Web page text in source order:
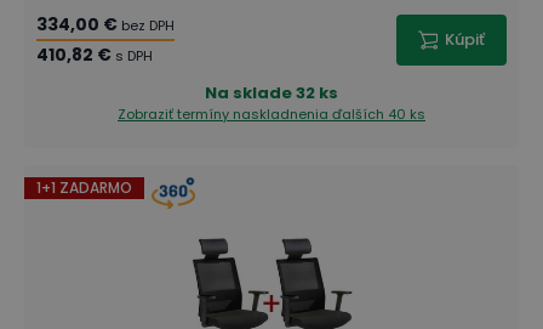
334,00 € bez DPH
410,82 € s DPH
Kúpiť
Na sklade32 ks
Zobraziť termíny naskladnenia ďalších 40 ks
1+1 ZADARMO